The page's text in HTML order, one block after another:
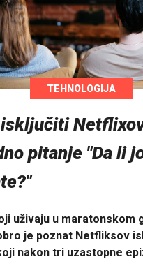
TEHNOLOGIJA
pitanje "Da li
uživaju u maratonskom
je poznat Netfliksov
nakon tri uzastopne